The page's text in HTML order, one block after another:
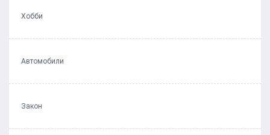
Хобби
Автомобили
Закон